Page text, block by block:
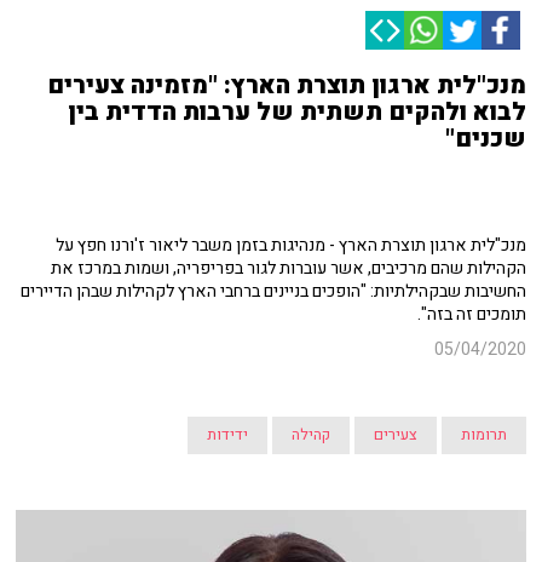
מנכ"לית ארגון תוצרת הארץ: "מזמינה צעירים
לבוא ולהקים תשתית של ערבות הדדית בין
שכנים"
מנכ"לית ארגון תוצרת הארץ - מנהיגות בזמן משבר ליאור ז'ורנו חפץ על
הקהילות שהם מרכיבים, אשר עוברות לגור בפריפריה, ושמות במרכז את
החשיבות שבקהילתיות: "הופכים בניינים ברחבי הארץ לקהילות שבהן הדיירים
תומכים זה בזה".
05/04/2020
תרומות צעירים קהילה ידידות